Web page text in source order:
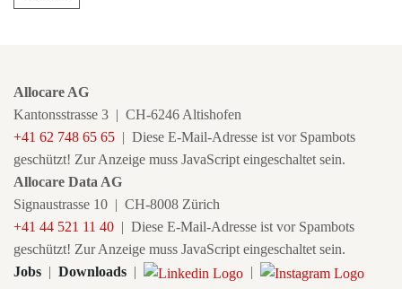
Allocare AG
Kantonsstrasse 3
CH-6246 Altishofen
+41 62 748 65 65
Diese E-Mail-Adresse ist vor Spambots
geschützt! Zur Anzeige muss JavaScript eingeschaltet sein.
Allocare Data AG
Signaustrasse 10 | CH-8008 Zürich
+41 44 521 11 40
Diese E-Mail-Adresse ist vor Spambots
geschützt! Zur Anzeige muss JavaScript eingeschaltet sein.
Jobs
Downloads